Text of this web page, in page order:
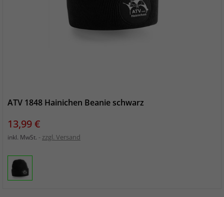
ATV 1848 Hainichen Beanie schwarz
Preis
13,99 €
inkl. MwSt. zzgl. Versand